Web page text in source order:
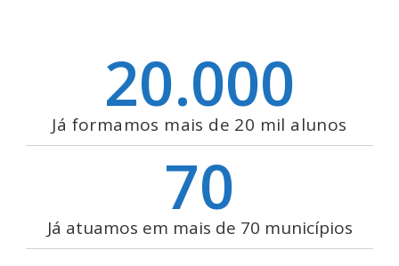
Já formamos mais de 20 mil alunos
20.000
Já atuamos em mais de 70 municípios
70